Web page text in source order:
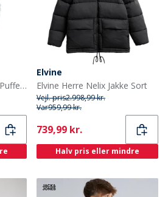
Avant Garde Herre Alps Pufferjakke Frostgrå
Elvine
Elvine Herre Nelix Jakke Sort
Vejl. pris2.998,99 kr.
Var959,99 kr.
Current
739,99 kr.
Halv pris eller mindre